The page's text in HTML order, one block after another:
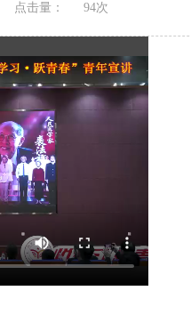
点击量： 94次